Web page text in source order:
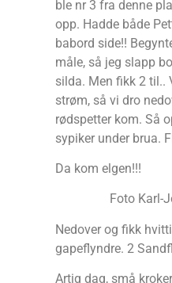
ble nr 3 fra denne
opp. Hadde både
babord side!!
måle, så jeg slapp
silda. Men fikk 2 til..
strøm, så vi dro
rødspetter kom. Så
sypiker under brua.
Da kom elgen!!!
Foto Karl-
Nedover og fikk
gapeflyndre. 2
Artig dag, små